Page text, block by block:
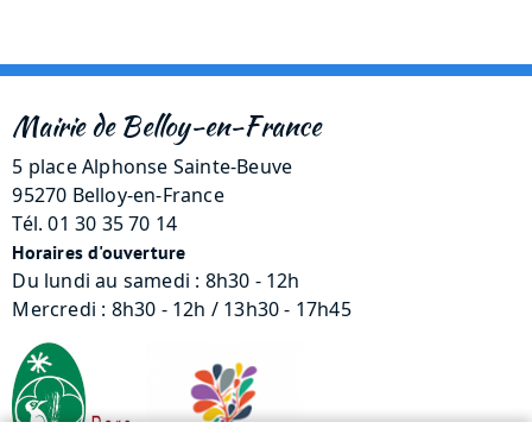
Mairie de Belloy-en-France
5 place Alphonse Sainte-Beuve
95270 Belloy-en-France
Tél. 01 30 35 70 14
Horaires d'ouverture
Du lundi au samedi : 8h30 - 12h
Mercredi : 8h30 - 12h / 13h30 - 17h45